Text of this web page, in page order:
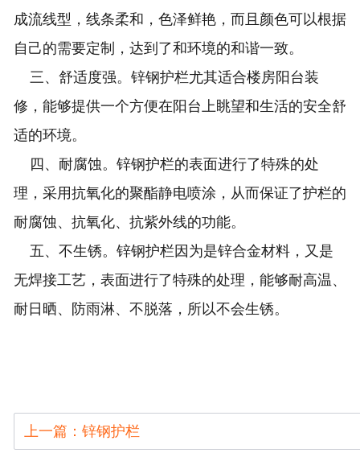
成流线型，线条柔和，色泽鲜艳，而且颜色可以根据
自己的需要定制，达到了和环境的和谐一致。
三、舒适度强。锌钢护栏尤其适合楼房阳台装
修，能够提供一个方便在阳台上眺望和生活的安全舒
适的环境。
四、耐腐蚀。锌钢护栏的表面进行了特殊的处
理，采用抗氧化的聚酯静电喷涂，从而保证了护栏的
耐腐蚀、抗氧化、抗紫外线的功能。
五、不生锈。锌钢护栏因为是锌合金材料，又是
无焊接工艺，表面进行了特殊的处理，能够耐高温、
耐日晒、防雨淋、不脱落，所以不会生锈。
上一篇：锌钢护栏